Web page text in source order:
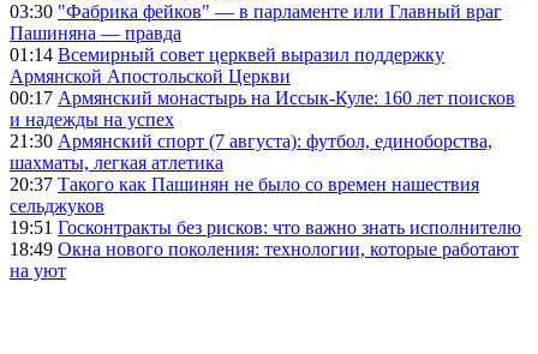
03:30 "Фабрика фейков" — в парламенте или Главный враг
Пашиняна — правда
01:14 Всемирный совет церквей выразил поддержку
Армянской Апостольской Церкви
00:17 Армянский монастырь на Иссык-Куле: 160 лет поисков
и надежды на успех
21:30 Армянский спорт (7 августа): футбол, единоборства,
шахматы, легкая атлетика
20:37 Такого как Пашинян не было со времен нашествия
сельджуков
19:51 Госконтракты без рисков: что важно знать исполнителю
18:49 Окна нового поколения: технологии, которые работают
на уют